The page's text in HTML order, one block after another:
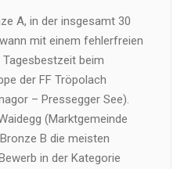
A, in der insgesamt 30
mit einem fehlerfreien
beim
der FF Tröpolach
– Pressegger See).
(Marktgemeinde
B die meisten
in der Kategorie